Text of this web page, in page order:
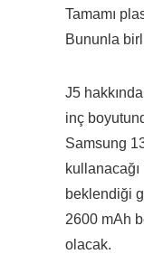
Tamamı
Bununla
J5
inç
Samsung
beklendiği
2600 mAh
olacak.